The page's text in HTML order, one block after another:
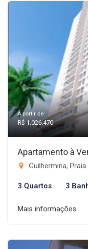
A partir de:
R$ 1.026.470
Apartamento à
Guilhermina,
3 Quartos 3
Mais informações